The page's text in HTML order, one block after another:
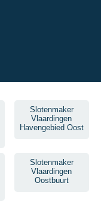
Slotenmaker
Vlaardingen
Havengebied Oost
Slotenmaker
Vlaardingen
Oostbuurt